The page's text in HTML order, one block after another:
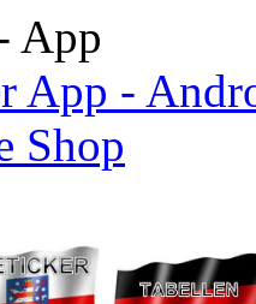
App
App -
Shop